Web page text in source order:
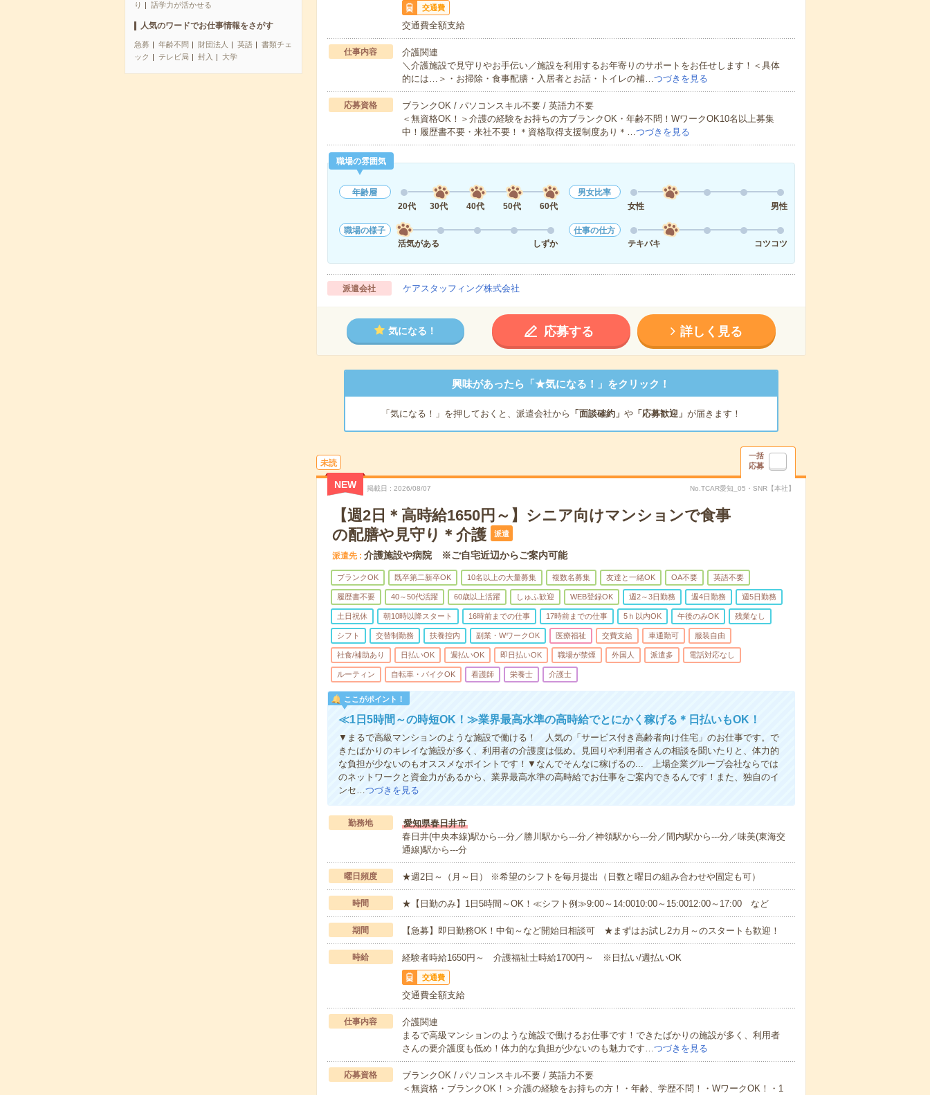
り
語学力が活かせる
人気のワードでお仕事情報をさがす
急募 年齢不問 財団法人 英語
書類チェ
ック
テレビ局 封入 大学
交通費
交通費全額支給
仕事内容
介護関連
＼介護施設で見守りやお手伝い／施設を利用するお年寄りのサポートをお任せします！＜具体
的には…＞・お掃除・食事配膳・入居者とお話・トイレの補…つづきを見る
応募資格
ブランクOK / パソコンスキル不要 / 英語力不要
＜無資格OK！＞介護の経験をお持ちの方ブランクOK・年齢不問！WワークOK10名以上募集
中！履歴書不要・来社不要！＊資格取得支援制度あり＊…つづきを見る
職場の雰囲気
年齢層
20代
30代 40代 50代 60代
男女比率
女性
男性
職場の様子
活気がある
しずか
仕事の仕方
テキパキ
コツコツ
派遣会社 ケアスタッフィング株式会社
気になる！ 応募する 詳しく見る
興味があったら「★気になる！」をクリック！
「気になる！」を押しておくと、派遣会社から 「面談確約」 や「応募歓迎」 が届きます！
未読
一括
応募
NEW 掲載日 2026/08/07 No.TCAR愛知_05・SNR【本社】
【週2日＊高時給1650円～】シニア向けマンションで食事
の配膳や見守り＊介護
派遣
派遣先 介護施設や病院 ※ご自宅近辺からご案内可能
ブランクOK 既卒第二新卒OK 10名以上の大量募集 複数名募集 友達と一緒OK OA不要 英語不要
履歴書不要 40～50代活躍 60歳以上活躍 しゅふ歓迎 WEB登録OK 週2～3日勤務 週4日勤務 週5日勤務
土日祝休 朝10時以降スタート 16時前までの仕事 17時前までの仕事 5ｈ以内OK 午後のみOK 残業なし
シフト 交替制勤務 扶養控内 副業・WワークOK 医療福祉 交費支給 車通勤可 服装自由
社食/補助あり 日払いOK 週払いOK 即日払いOK 職場が禁煙 外国人 派遣多 電話対応なし
ルーティン 自転車・バイクOK 看護師 栄養士 介護士
ここがポイント！
≪1日5時間～の時短OK！≫業界最高水準の高時給でとにかく稼げる＊日払いもOK！
▼まるで高級マンションのような施設で働ける！ 人気の「サービス付き高齢者向け住宅」のお仕事です。で
きたばかりのキレイな施設が多く、利用者の介護度は低め。見回りや利用者さんの相談を聞いたりと、体力的
な負担が少ないのもオススメなポイントです！▼なんでそんなに稼げるの... 上場企業グループ会社ならでは
のネットワークと資金力があるから、業界最高水準の高時給でお仕事をご案内できるんです！また、独自のイ
ンセ…つづきを見る
勤務地
愛知県春日井市
春日井(中央本線)駅から---分／勝川駅から---分／神領駅から---分／間内駅から---分／味美(東海交
通線)駅から---分
曜日頻度 ★週2日～（月～日） ※希望のシフトを毎月提出（日数と曜日の組み合わせや固定も可）
時間 ★【日勤のみ】1日5時間～OK！≪シフト例≫9:00～14:0010:00～15:0012:00～17:00 など
期間 【急募】即日勤務OK！中旬～など開始日相談可 ★まずはお試し2カ月～のスタートも歓迎！
時給 経験者時給1650円～ 介護福祉士時給1700円～ ※日払い/週払いOK
交通費
交通費全額支給
仕事内容
介護関連
まるで高級マンションのような施設で働けるお仕事です！できたばかりの施設が多く、利用者
さんの要介護度も低め！体力的な負担が少ないのも魅力です…つづきを見る
応募資格
ブランクOK / パソコンスキル不要 / 英語力不要
＜無資格・ブランクOK！＞介護の経験をお持ちの方！・年齢、学歴不問！・WワークOK！・1